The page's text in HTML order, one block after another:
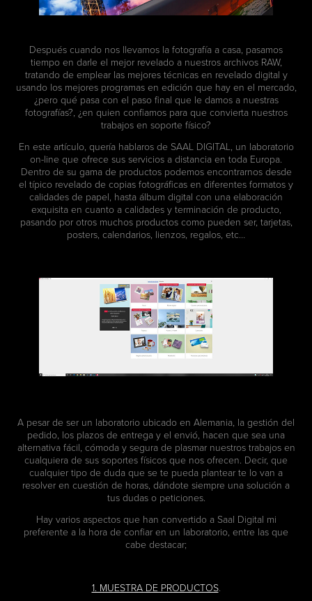
Después cuando nos llevamos la fotografía a casa, pasamos
tiempo en darle el mejor revelado a nuestros archivos RAW,
tratando de emplear las mejores técnicas en revelado digital y
usando los mejores programas en edición que hay en el mercado,
¿pero qué pasa con el paso final que le damos a nuestras
fotografías?, ¿en quien confiamos para que convierta nuestros
trabajos en soporte físico?
En este artículo, quería hablaros de SAAL DIGITAL, un laboratorio
on-line que ofrece sus servicios a distancia en toda Europa.
Dentro de su gama de productos podemos encontrarnos desde
el típico revelado de copias fotográficas en diferentes formatos y
calidades de papel, hasta álbum digital con una elaboración
exquisita en cuanto a calidades y terminación de producto,
pasando por otros muchos productos como pueden ser, tarjetas,
posters, calendarios, lienzos, regalos, etc…
A pesar de ser un laboratorio ubicado en Alemania, la gestión del
pedido, los plazos de entrega y el envió, hacen que sea una
alternativa fácil, cómoda y segura de plasmar nuestros trabajos en
cualquiera de sus soportes físicos que nos ofrecen. Decir, que
cualquier tipo de duda que se te pueda plantear te lo van a
resolver en cuestión de horas, dándote siempre una solución a
tus dudas o peticiones.
Hay varios aspectos que han convertido a Saal Digital mi
preferente a la hora de confiar en un laboratorio, entre las que
cabe destacar;
1. MUESTRA DE PRODUCTOS.